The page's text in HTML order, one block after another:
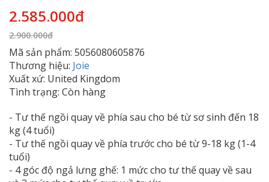
2.585.000đ
2.900.000đ
Mã sản phẩm: 5056080605876
Thương hiệu: Joie
Xuất xứ: United Kingdom
Tình trạng: Còn hàng
- Tư thế ngồi quay về phía sau cho bé từ sơ sinh đến 18
kg (4 tuổi)
- Tư thế ngồi quay về phía trước cho bé từ 9-18 kg (1-4
tuổi)
- 4 góc độ ngả lưng ghế: 1 mức cho tư thế quay về sau